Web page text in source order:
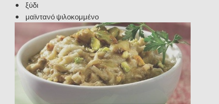
• ξύδι
• μαϊντανό ψιλοκομμένο